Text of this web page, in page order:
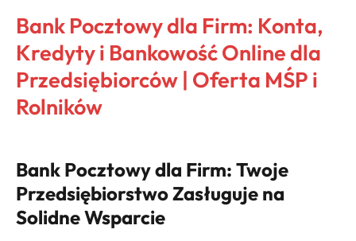
Bank Pocztowy dla Firm: Konta,
Kredyty i Bankowość Online dla
Przedsiębiorców | Oferta MŚP i
Rolników
Bank Pocztowy dla Firm: Twoje
Przedsiębiorstwo Zasługuje na
Solidne Wsparcie